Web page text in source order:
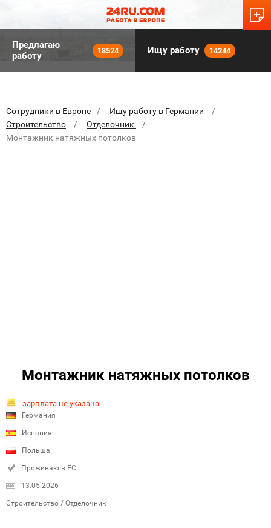
Предлагаю
работу
18524 Ищу работу 14244
Сотрудники в Европе
Ищу работу в Германии
Строительство
Отделочник
Монтажник натяжных потолков
Монтажник натяжных потолков
зарплата не указана
Германия
Испания
Польша
Проживаю в ЕС
13.05.2026
Строительство / Отделочник